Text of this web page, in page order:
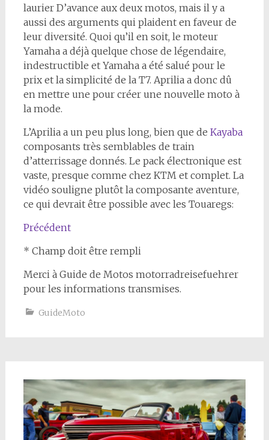
laurier D’avance aux deux motos, mais il y a
aussi des arguments qui plaident en faveur de
leur diversité. Quoi qu’il en soit, le moteur
Yamaha a déjà quelque chose de légendaire,
indestructible et Yamaha a été salué pour le
prix et la simplicité de la T7. Aprilia a donc dû
en mettre une pour créer une nouvelle moto à
la mode.
L’Aprilia a un peu plus long, bien que de Kayaba
composants très semblables de train
d’atterrissage donnés. Le pack électronique est
vaste, presque comme chez KTM et complet. La
vidéo souligne plutôt la composante aventure,
ce qui devrait être possible avec les Touaregs:
Précédent
* Champ doit être rempli
Merci à Guide de Motos motorradreisefuehrer
pour les informations transmises.
GuideMoto